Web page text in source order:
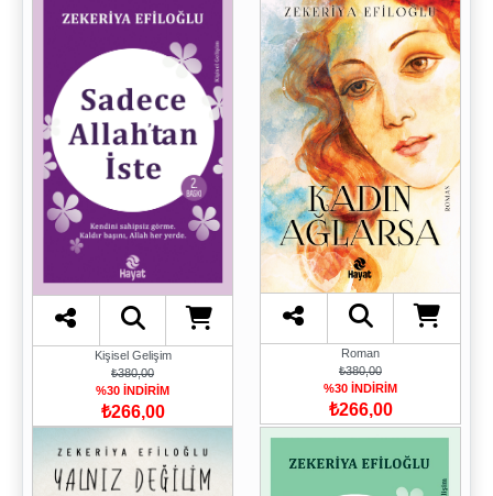
Kişisel Gelişim
₺380,00
%30 İNDİRİM
₺266,00
Roman
₺380,00
%30 İNDİRİM
₺266,00